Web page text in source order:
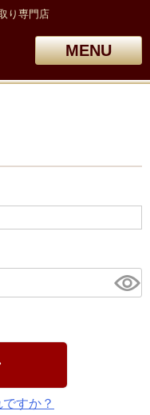
り専門店
MENU
すか？